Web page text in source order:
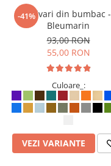
Mănuși
Jambiere din Lână
Eșarfe Cașmir
-41%Șalvari din bumbac -
Bleumarin
93,00 RON
55,00 RON
Culoare_:
VEZI VARIANTE